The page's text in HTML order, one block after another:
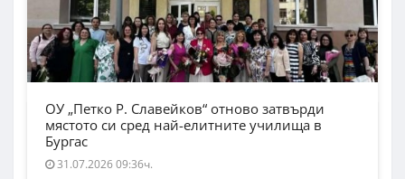
ОУ „Петко Р. Славейков“ отново затвърди
мястото си сред най-елитните училища в
Бургас
31.07.2026 09:36ч.